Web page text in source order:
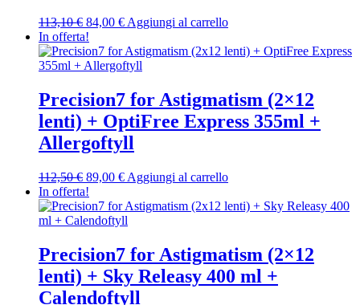
113,10€ Il
prezzo
originale
era:
84,00 €Il
attuale
è:
Aggiungi al carrello
In offerta!
Precision7 for Astigmatism (2×12
lenti) + OptiFree Express 355ml +
Allergoftyll
112,50€ Il
prezzo
originale
era:
89,00 €Il
attuale
è:
Aggiungi al carrello
In offerta!
Precision7 for Astigmatism (2×12
lenti) + Sky Releasy 400 ml +
Calendoftyll